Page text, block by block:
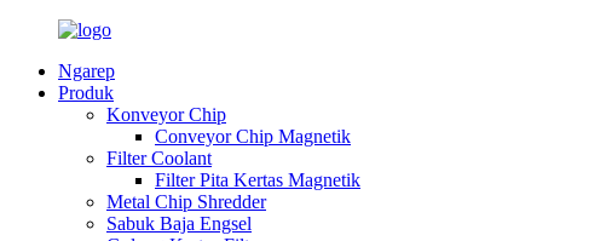
Ngarep
Produk
Konveyor Chip
Conveyor Chip Magnetik
Filter Coolant
Filter Pita Kertas Magnetik
Metal Chip Shredder
Sabuk Baja Engsel